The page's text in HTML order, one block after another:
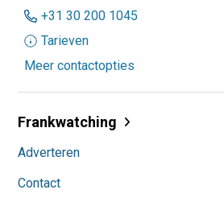
+31 30 200 1045
Tarieven
Meer contactopties
Frankwatching
Adverteren
Contact